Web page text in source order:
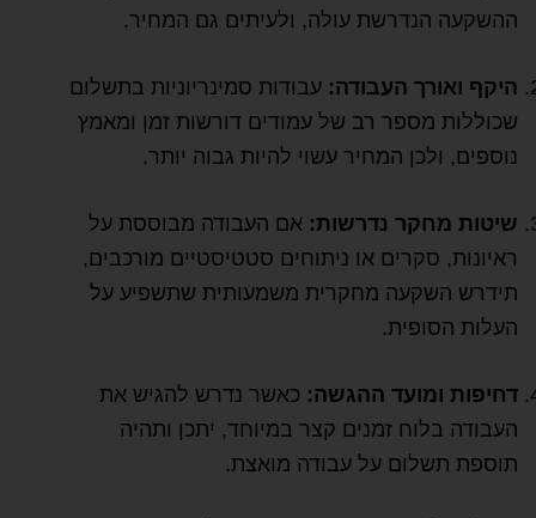
ההשקעה הנדרשת עולה, ולעיתים גם המחיר.
היקף ואורך העבודה: עבודות סמינריוניות בתשלום
שכוללות מספר רב של עמודים דורשות זמן ומאמץ
נוספים, ולכן המחיר עשוי להיות גבוה יותר.
שיטות מחקר נדרשות: אם העבודה מבוססת על
ראיונות, סקרים או ניתוחים סטטיסטיים מורכבים,
תידרש השקעה מחקרית משמעותית שתשפיע על
העלות הסופית.
דחיפות ומועד ההגשה: כאשר נדרש להגיש את
העבודה בלוח זמנים קצר במיוחד, יתכן ותהיה
תוספת תשלום על עבודה מואצת.